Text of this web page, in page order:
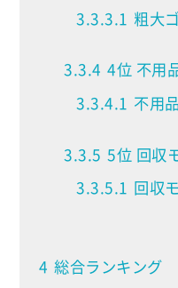
3.3.3.1 粗大
3.3.4 4位 不用
3.3.4.1 不用
3.3.5 5位 回収
3.3.5.1 回収
4 総合ランキング